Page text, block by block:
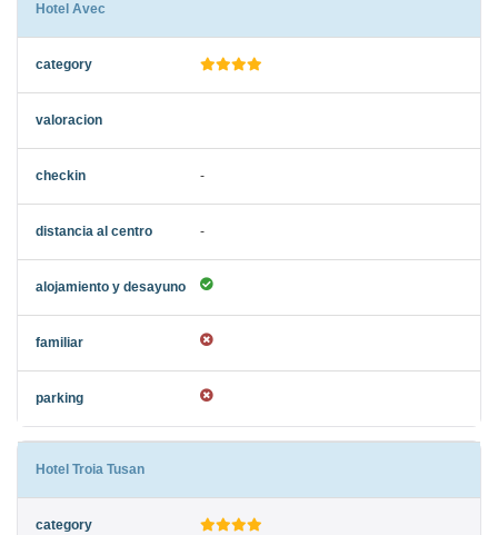
Hotel Avec
-
-
Hotel Troia Tusan